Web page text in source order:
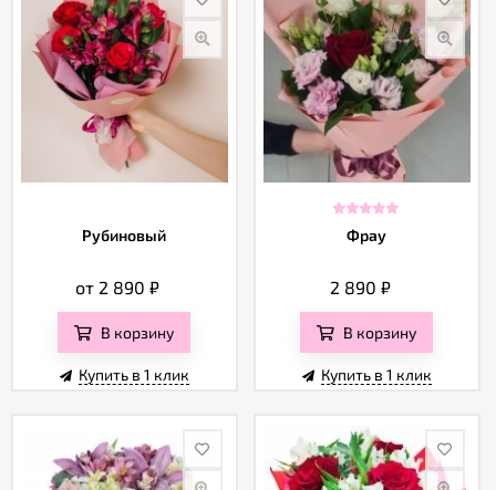
Рубиновый
от 2 890₽
В корзину
Купить в 1 клик
Фрау
2 890 ₽
В корзину
Купить в 1 клик